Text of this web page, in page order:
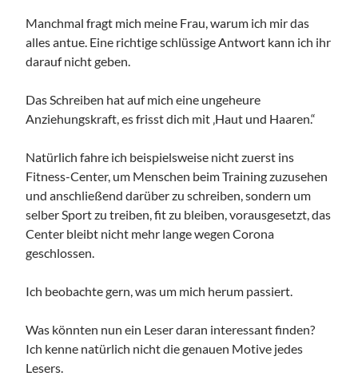
Manchmal fragt mich meine Frau, warum ich mir das
alles antue. Eine richtige schlüssige Antwort kann ich ihr
darauf nicht geben.
Das Schreiben hat auf mich eine ungeheure
Anziehungskraft, es frisst dich mit ‚Haut und Haaren.“
Natürlich fahre ich beispielsweise nicht zuerst ins
Fitness-Center, um Menschen beim Training zuzusehen
und anschließend darüber zu schreiben, sondern um
selber Sport zu treiben, fit zu bleiben, vorausgesetzt, das
Center bleibt nicht mehr lange wegen Corona
geschlossen.
Ich beobachte gern, was um mich herum passiert.
Was könnten nun ein Leser daran interessant finden?
Ich kenne natürlich nicht die genauen Motive jedes
Lesers.